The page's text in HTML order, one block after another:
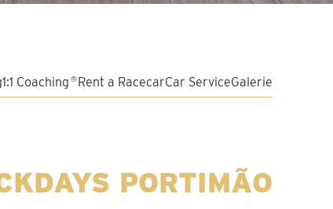
1:1 Coaching ®Rent a RacecarCar ServiceGalerie
PORTIMÃO